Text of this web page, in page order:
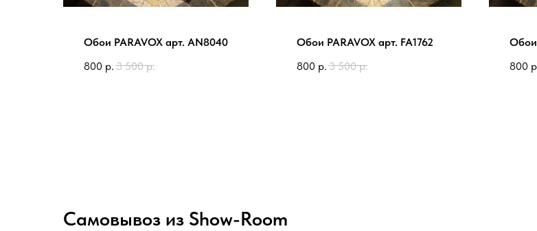
Обои PARAVOX арт. AN8040
800 р. 3 500 р.
Обои PARAVOX арт. FA1762
800 р. 3 500 р.
Обои
800
Самовывоз из Show-Room